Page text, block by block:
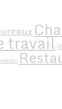
travail